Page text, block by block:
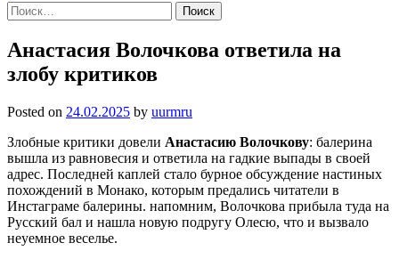
Найти:
Анастасия Волочкова ответила на
злобу критиков
Posted on 24.02.2025 by uurmru
Злобные критики довели Анастасию Волочкову: балерина
вышла из равновесия и ответила на гадкие выпады в своей
адрес. Последней каплей стало бурное обсуждение настиных
похождений в Монако, которым предались читатели в
Инстаграме балерины. напомним, Волочкова прибыла туда на
Русский бал и нашла новую подругу Олесю, что и вызвало
неуемное веселье.